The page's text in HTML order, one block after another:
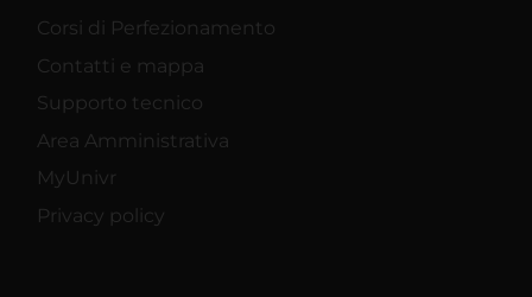
Corsi di Perfezionamento
Contatti e mappa
Supporto tecnico
Area Amministrativa
MyUnivr
Privacy policy